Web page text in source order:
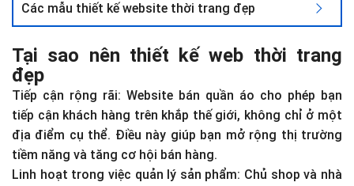
Các mẫu thiết kế website thời trang đẹp
Tại sao nên thiết kế web thời trang
đẹp
Tiếp cận rộng rãi: Website bán quần áo cho phép bạn
tiếp cận khách hàng trên khắp thế giới, không chỉ ở một
địa điểm cụ thể. Điều này giúp bạn mở rộng thị trường
tiềm năng và tăng cơ hội bán hàng.
Linh hoạt trong việc quản lý sản phẩm: Chủ shop và nhà